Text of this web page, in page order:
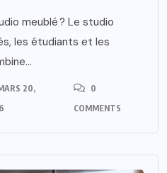
meublé ? Le studio
les étudiants et les
20,
0
COMMENTS